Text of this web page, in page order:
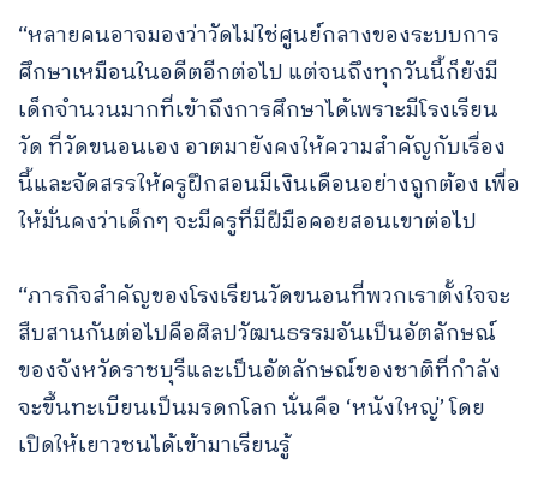
“หลายคนอาจมองว่าวัดไม่ใช่ศูนย์กลางของระบบการ
ศึกษาเหมือนในอดีตอีกต่อไป แต่จนถึงทุกวันนี้ก็ยังมี
เด็กจำนวนมากที่เข้าถึงการศึกษาได้เพราะมีโรงเรียน
วัด ที่วัดขนอนเอง อาตมายังคงให้ความสำคัญกับเรื่อง
นี้และจัดสรรให้ครูฝึกสอนมีเงินเดือนอย่างถูกต้อง เพื่อ
ให้มั่นคงว่าเด็กๆ จะมีครูที่มีฝีมือคอยสอนเขาต่อไป
“ภารกิจสำคัญของโรงเรียนวัดขนอนที่พวกเราตั้งใจจะ
สืบสานกันต่อไปคือศิลปวัฒนธรรมอันเป็นอัตลักษณ์
ของจังหวัดราชบุรีและเป็นอัตลักษณ์ของชาติที่กำลัง
จะขึ้นทะเบียนเป็นมรดกโลก นั่นคือ ‘หนังใหญ่’ โดย
เปิดให้เยาวชนได้เข้ามาเรียนรู้